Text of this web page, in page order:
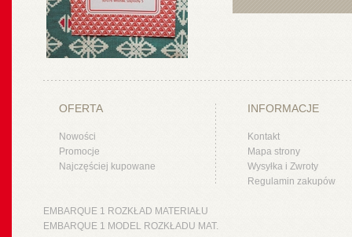
OFERTA
Nowości
Promocje
Najczęściej kupowane
INFORMACJE
Kontakt
Mapa strony
Wysyłka i Zwroty
Regulamin zakupów
EMBARQUE 1 ROZKŁAD MATERIAŁU
EMBARQUE 1 MODEL ROZKŁADU MAT.